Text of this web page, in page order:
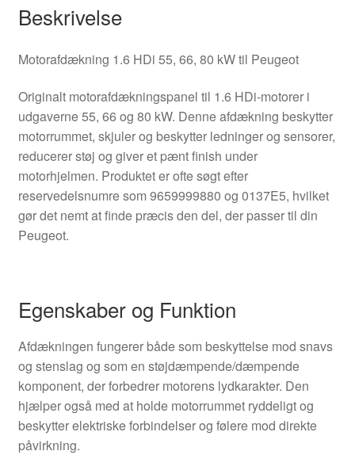
Beskrivelse
Motorafdækning 1.6 HDi 55, 66, 80 kW til Peugeot
Originalt motorafdækningspanel til 1.6 HDi-motorer i
udgaverne 55, 66 og 80 kW. Denne afdækning beskytter
motorrummet, skjuler og beskytter ledninger og sensorer,
reducerer støj og giver et pænt finish under
motorhjelmen. Produktet er ofte søgt efter
reservedelsnumre som 9659999880 og 0137E5, hvilket
gør det nemt at finde præcis den del, der passer til din
Peugeot.
Egenskaber og Funktion
Afdækningen fungerer både som beskyttelse mod snavs
og stenslag og som en støjdæmpende/dæmpende
komponent, der forbedrer motorens lydkarakter. Den
hjælper også med at holde motorrummet ryddeligt og
beskytter elektriske forbindelser og følere mod direkte
påvirkning.